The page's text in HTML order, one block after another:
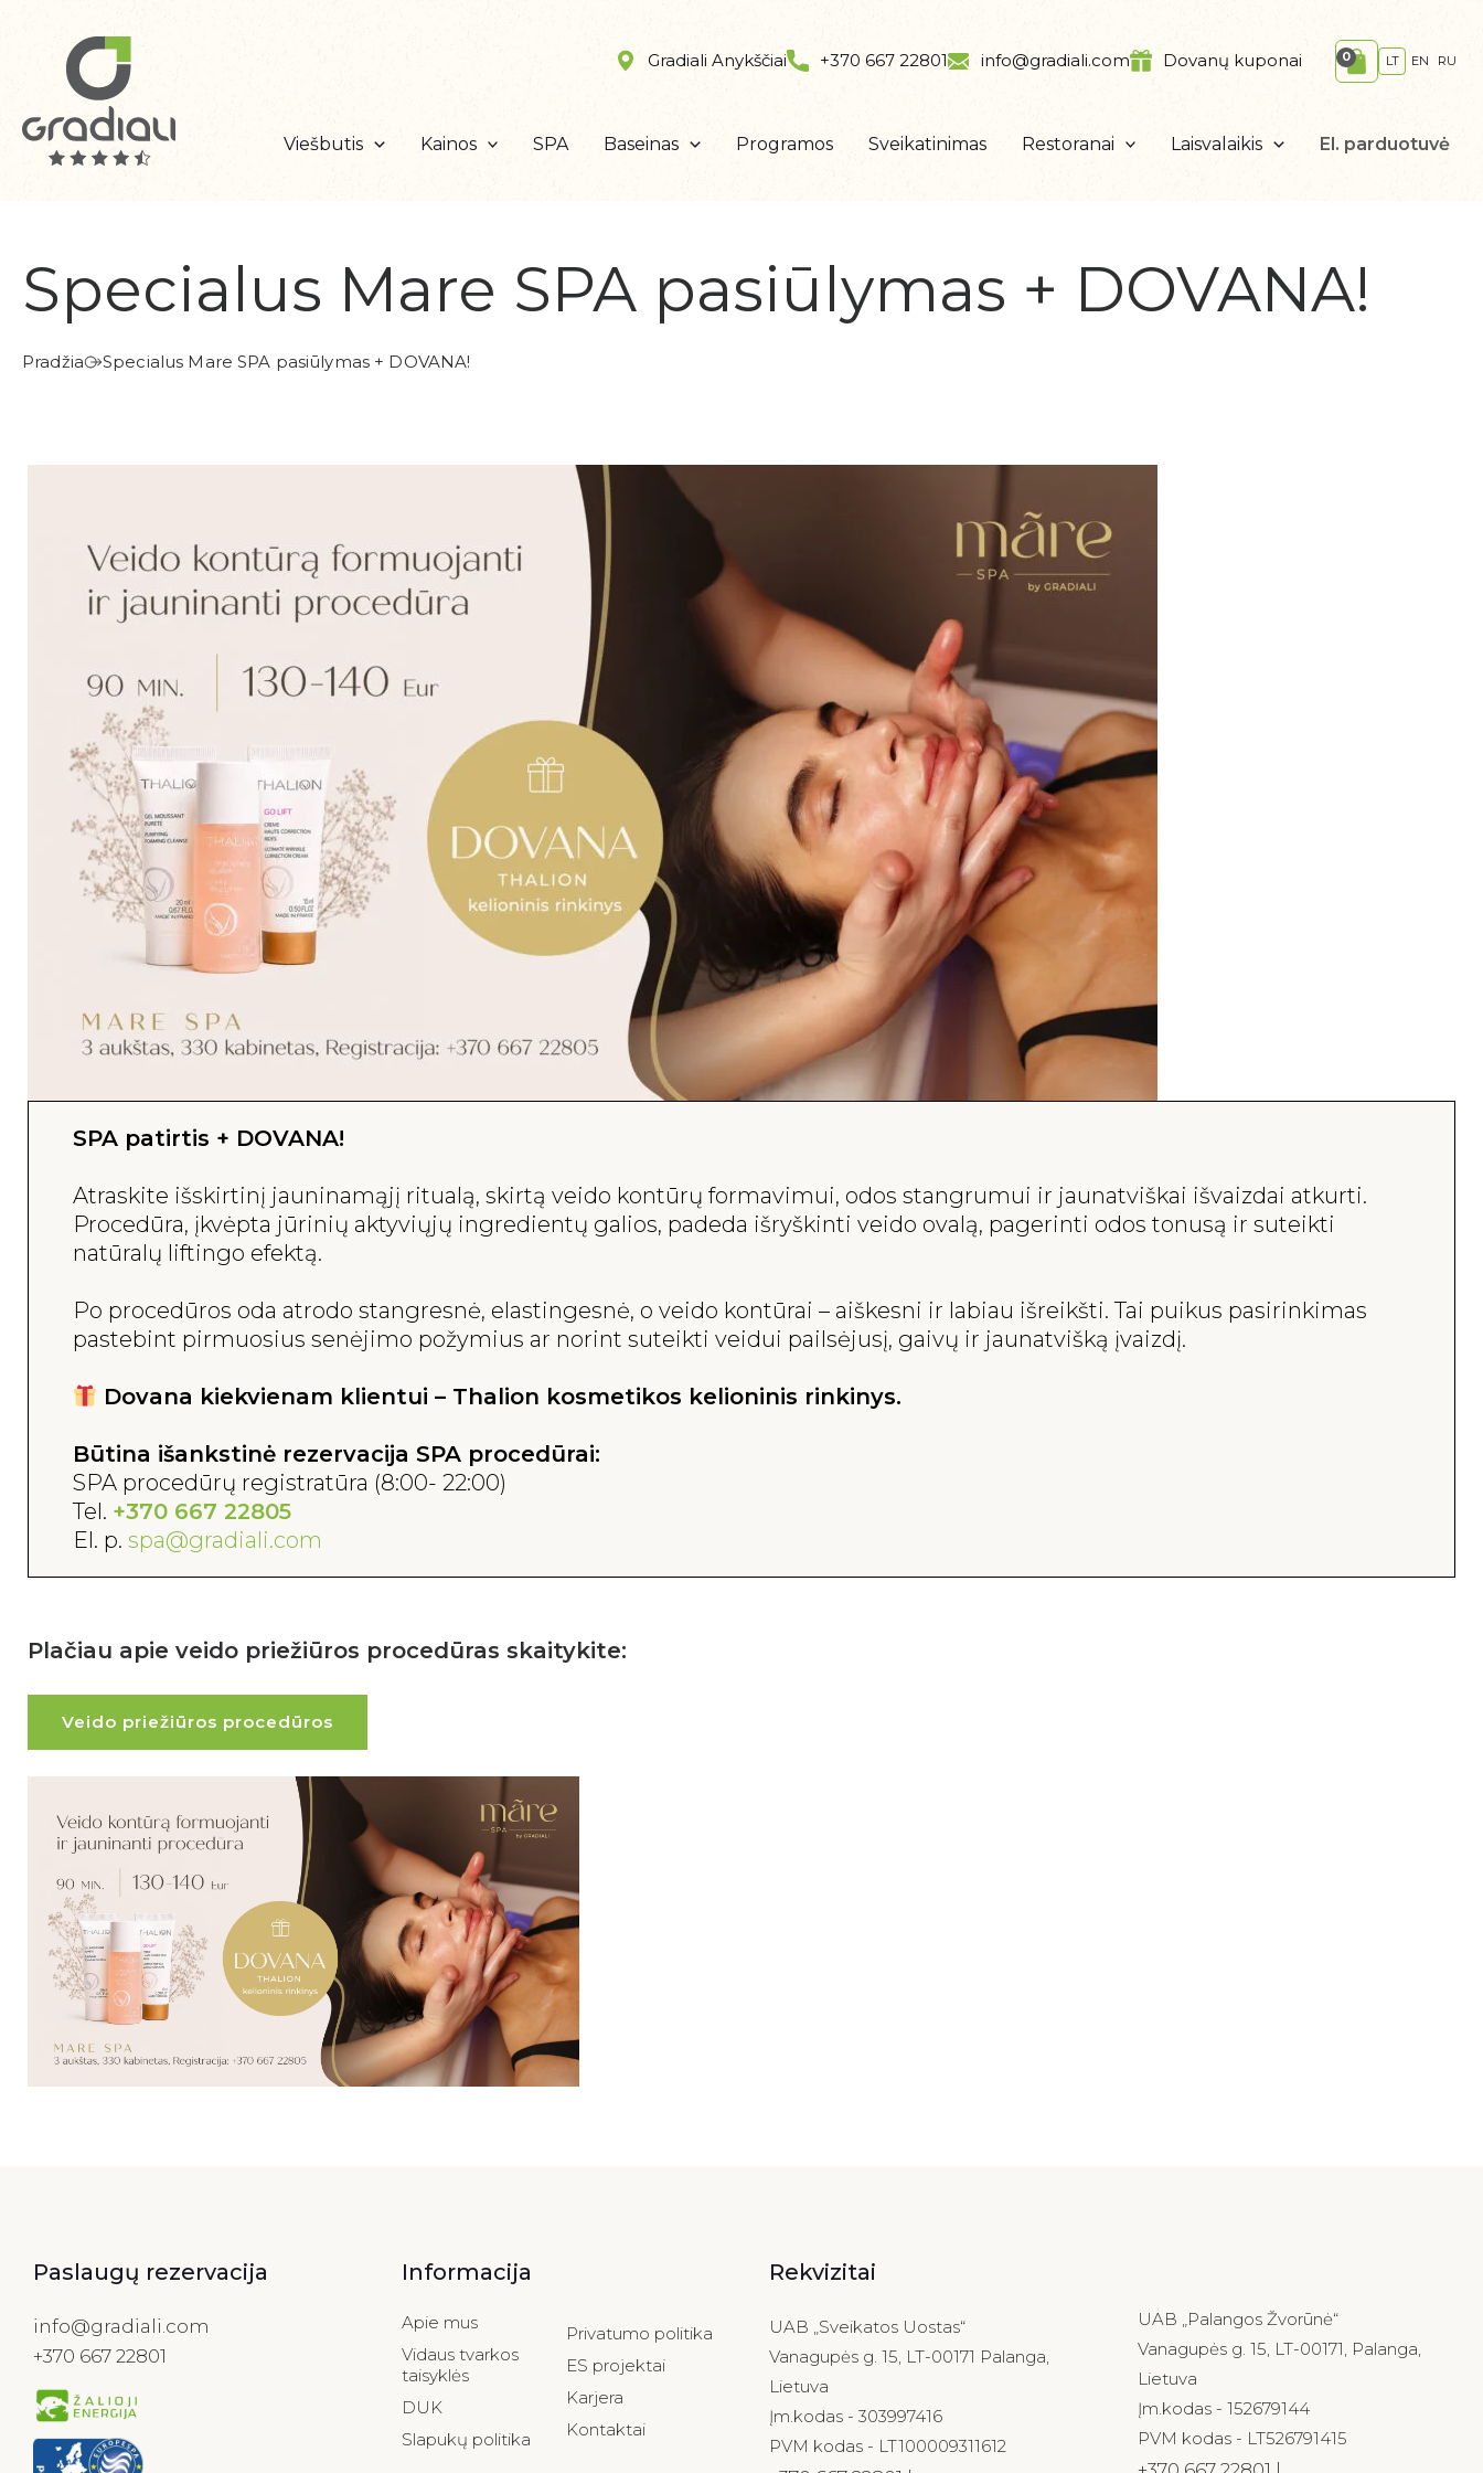
Gradiali Anykščiai +370 667 22801 info@gradiali.com Dovanų kuponai LT EN RU
Viešbutis Kainos SPA Baseinas Programos Sveikatinimas Restoranai Laisvalaikis El. parduotuvė
Specialus Mare SPA pasiūlymas + DOVANA!
Pradžia Specialus Mare SPA pasiūlymas + DOVANA!
SPA patirtis + DOVANA!
Atraskite išskirtinį jauninamąjį ritualą, skirtą veido kontūrų formavimui, odos stangrumui ir jaunatviškai išvaizdai atkurti.
Procedūra, įkvėpta jūrinių aktyviųjų ingredientų galios, padeda išryškinti veido ovalą, pagerinti odos tonusą ir suteikti
natūralų liftingo efektą.
Po procedūros oda atrodo stangresnė, elastingesnė, o veido kontūrai – aiškesni ir labiau išreikšti. Tai puikus pasirinkimas
pastebint pirmuosius senėjimo požymius ar norint suteikti veidui pailsėjusį, gaivų ir jaunatvišką įvaizdį.
Dovana kiekvienam klientui – Thalion kosmetikos kelioninis rinkinys.
Būtina išankstinė rezervacija SPA procedūrai:
SPA procedūrų registratūra (8:00- 22:00)
Tel. +370 667 22805
El. p. spa@gradiali.com
Plačiau apie veido priežiūros procedūras skaitykite:
Veido priežiūros procedūros
Paslaugų rezervacija
info@gradiali.com
+370 667 22801
Informacija
Apie mus
Vidaus tvarkos
taisyklės
DUK
Slapukų politika
Privatumo politika
ES projektai
Karjera
Kontaktai
Rekvizitai
UAB „Sveikatos Uostas“
Vanagupės g. 15, LT-00171 Palanga,
Lietuva
Įm.kodas - 303997416
PVM kodas - LT100009311612
UAB „Palangos Žvorūnė“
Vanagupės g. 15, LT-00171, Palanga,
Lietuva
Įm.kodas - 152679144
PVM kodas - LT526791415